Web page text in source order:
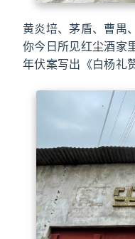
黄炎培、茅盾、曹禺
你今日所见红尘酒家
年伏案写出《白杨礼